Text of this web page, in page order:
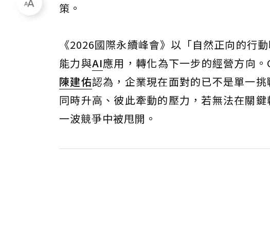
策。
《2026國際永續峰會》以「自然正向的行
能力與AI應用，轉化為下一步的經營方向
陳建佑認為，企業現在面對的已不是單一
同時升高、彼此牽動的壓力，若無法在關
一波競爭中被甩開。